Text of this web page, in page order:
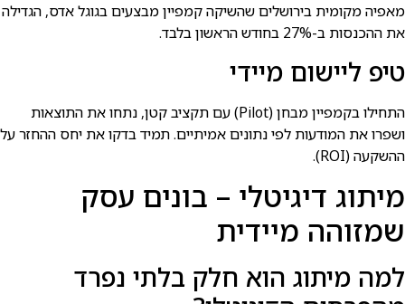
מאפיה מקומית בירושלים שהשיקה קמפיין מבצעים בגוגל אדס, הגדילה
את ההכנסות ב-27% בחודש הראשון בלבד.
טיפ ליישום מיידי
התחילו בקמפיין מבחן (Pilot) עם תקציב קטן, נתחו את התוצאות
ושפרו את המודעות לפי נתונים אמיתיים. תמיד בדקו את יחס ההחזר על
ההשקעה (ROI).
מיתוג דיגיטלי – בונים עסק
שמזוהה מיידית
למה מיתוג הוא חלק בלתי נפרד